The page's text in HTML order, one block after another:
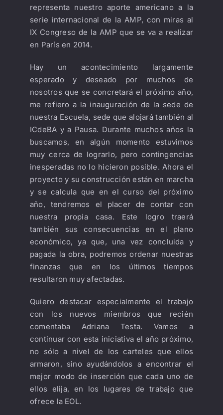
representa nuestro aporte americano a la
serie internacional de la AMP, con miras al
IX Congreso de la AMP que se va a realizar
en París en 2014.
Hay un acontecimiento largamente
esperado y deseado por muchos de
nosotros que se concretará el próximo año,
me refiero a la inauguración de la sede de
nuestra Escuela, sede que alojará también al
ICdeBA y a Pausa. Durante muchos años la
buscamos, en algún momento estuvimos
muy cerca de lograrlo, pero contingencias
inesperadas no lo hicieron posible. Ahora el
proyecto y su construcción están en marcha
y se calcula que en el curso del próximo
año, tendremos el placer de contar con
nuestra propia casa. Este logro traerá
también sus consecuencias en el plano
económico, ya que, una vez concluida y
pagada la obra, podremos ordenar nuestras
finanzas que en los últimos tiempos
resultaron muy afectadas.
Quiero destacar especialmente el trabajo
con los nuevos miembros que recién
comentaba Adriana Testa. Vamos a
continuar con esta iniciativa el año próximo,
no sólo a nivel de los carteles que ellos
armaron, sino ayudándolos a encontrar el
mejor modo de inserción que cada uno de
ellos elija, en los lugares de trabajo que
ofrece la EOL.